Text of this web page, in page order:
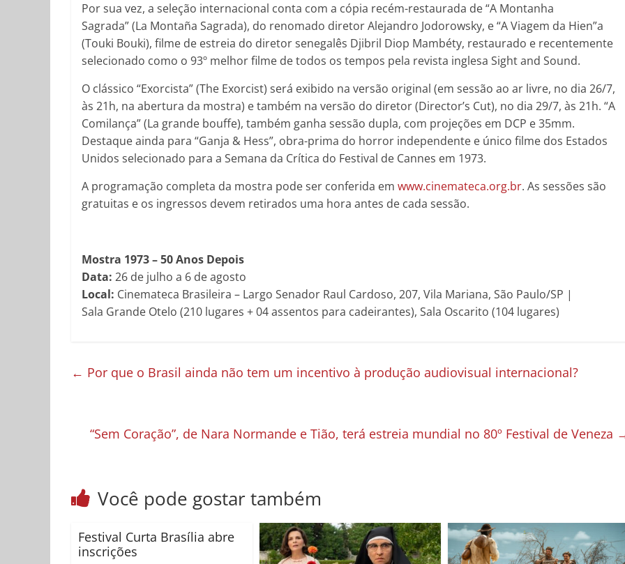
Por sua vez, a seleção internacional conta com a cópia recém-restaurada de “A Montanha
Sagrada” (La Montaña Sagrada), do renomado diretor Alejandro Jodorowsky, e “A Viagem da Hien”a
(Touki Bouki), filme de estreia do diretor senegalês Djibril Diop Mambéty, restaurado e recentemente
selecionado como o 93º melhor filme de todos os tempos pela revista inglesa Sight and Sound.
O clássico “Exorcista” (The Exorcist) será exibido na versão original (em sessão ao ar livre, no dia 26/7,
às 21h, na abertura da mostra) e também na versão do diretor (Director’s Cut), no dia 29/7, às 21h. “A
Comilança” (La grande bouffe), também ganha sessão dupla, com projeções em DCP e 35mm.
Destaque ainda para “Ganja & Hess”, obra-prima do horror independente e único filme dos Estados
Unidos selecionado para a Semana da Crítica do Festival de Cannes em 1973.
A programação completa da mostra pode ser conferida em www.cinemateca.org.br. As sessões são
gratuitas e os ingressos devem retirados uma hora antes de cada sessão.
Mostra 1973 – 50 Anos Depois
Data: 26 de julho a 6 de agosto
Local: Cinemateca Brasileira – Largo Senador Raul Cardoso, 207, Vila Mariana, São Paulo/SP |
Sala Grande Otelo (210 lugares + 04 assentos para cadeirantes), Sala Oscarito (104 lugares)
← Por que o Brasil ainda não tem um incentivo à produção audiovisual internacional?
“Sem Coração”, de Nara Normande e Tião, terá estreia mundial no 80º Festival de Veneza
Você pode gostar também
Festival Curta Brasília abre
inscrições